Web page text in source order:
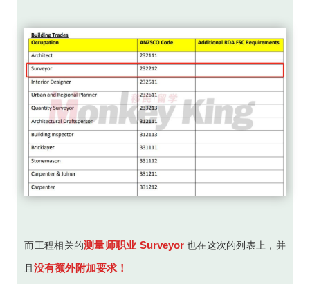
而工程相关的测量师职业 Surveyor也在这次的列表上，并
且没有额外附加要求！